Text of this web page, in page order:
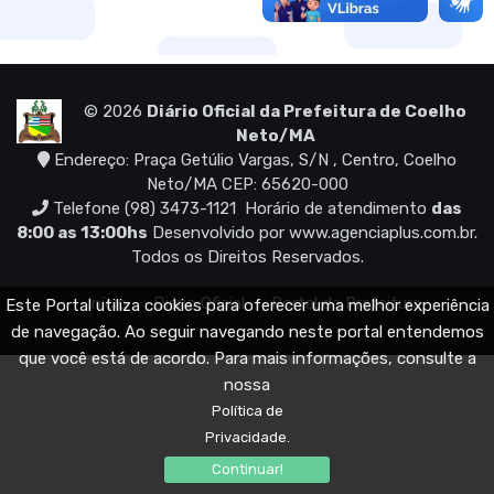
Este Portal utiliza cookies para oferecer uma melhor experiência
de navegação. Ao seguir navegando neste portal entendemos
que você está de acordo. Para mais informações, consulte a
nossa
Política de
Privacidade.
Continuar!
© 2026 Diário Oficial da Prefeitura de Coelho
Neto/MA
Endereço: Praça Getúlio Vargas, S/N , Centro, Coelho
Neto/MA CEP: 65620-000
Telefone (98) 3473-1121 Horário de atendimento das
8:00 as 13:00hs Desenvolvido por www.agenciaplus.com.br.
Todos os Direitos Reservados.
Início Diário Oficial Portal da Prefeitura